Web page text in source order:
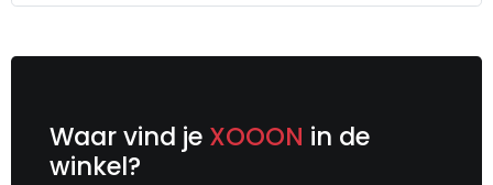
Waar vind je XOOON in de
winkel?